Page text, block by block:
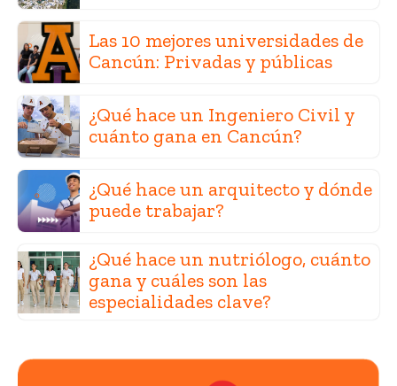
Las 10 mejores universidades de
Cancún: Privadas y públicas
¿Qué hace un Ingeniero Civil y
cuánto gana en Cancún?
¿Qué hace un arquitecto y dónde
puede trabajar?
¿Qué hace un nutriólogo, cuánto
gana y cuáles son las
especialidades clave?